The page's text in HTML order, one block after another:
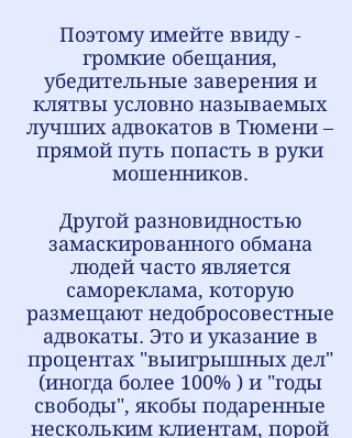
Поэтому имейте ввиду -
громкие обещания,
убедительные заверения и
клятвы условно называемых
лучших адвокатов в Тюмени –
прямой путь попасть в руки
мошенников.
Другой разновидностью
замаскированного обмана
людей часто является
самореклама, которую
размещают недобросовестные
адвокаты. Это и указание в
процентах "выигрышных дел"
(иногда более 100% ) и "годы
свободы", якобы подаренные
нескольким клиентам, порой